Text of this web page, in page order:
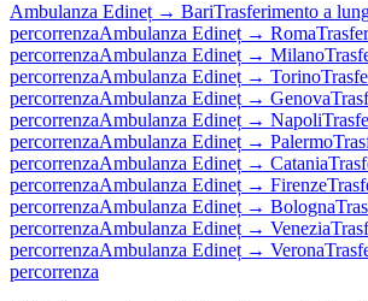
Ambulanza Edineț → BariTrasferimento a
percorrenzaAmbulanza Edineț → Roma
percorrenzaAmbulanza Edineț → Milano
percorrenzaAmbulanza Edineț → Torino
percorrenzaAmbulanza Edineț → Genova
percorrenzaAmbulanza Edineț → Napoli
percorrenzaAmbulanza Edineț → Palermo
percorrenzaAmbulanza Edineț → Catania
percorrenzaAmbulanza Edineț → Firenze
percorrenzaAmbulanza Edineț → Bologna
percorrenzaAmbulanza Edineț → Venezia
percorrenzaAmbulanza Edineț → Verona
percorrenza